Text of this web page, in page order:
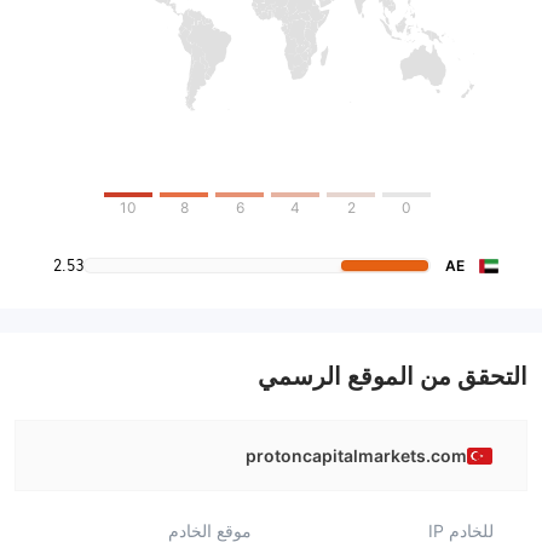
0
2
4
6
8
10
AE
2.53
التحقق من الموقع الرسمي
protoncapitalmarkets.com
للخادم IP موقع الخادم